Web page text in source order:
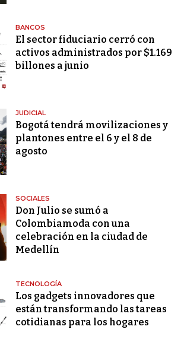
BANCOS
El sector fiduciario cerró con
activos administrados por $1.169
billones a junio
JUDICIAL
Bogotá tendrá movilizaciones y
plantones entre el 6 y el 8 de
agosto
SOCIALES
Don Julio se sumó a
Colombiamoda con una
celebración en la ciudad de
Medellín
TECNOLOGÍA
Los gadgets innovadores que
están transformando las tareas
cotidianas para los hogares